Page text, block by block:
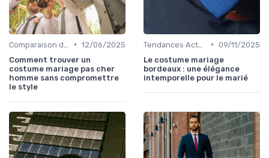
• 12/06/2025
Comment trouver un
costume mariage pas cher
homme sans compromettre
le style
• 09/11/2025
Le costume mariage
bordeaux : une élégance
intemporelle pour le marié